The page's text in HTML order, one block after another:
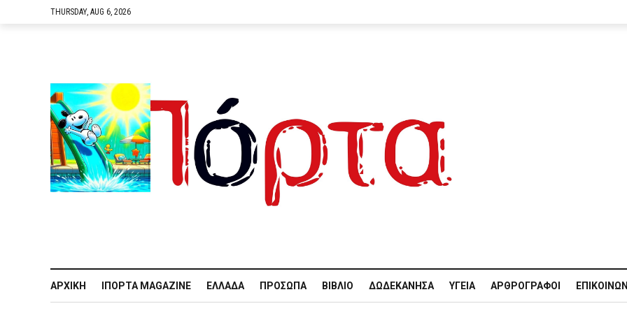
THURSDAY, AUG 6, 2026
ΑΡΧΙΚΉ IΠΌΡΤΑ MAGAZINE ΕΛΛΆΔΑ ΠΡΌΣΩΠΑ ΒΙΒΛΊΟ ΔΩΔΕΚΆΝΗΣΑ ΥΓΕΊΑ ΑΡΘΡΟΓΡΆΦΟΙ